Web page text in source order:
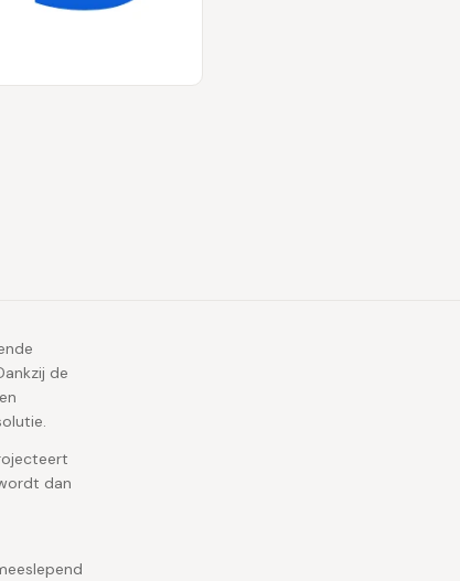
de
dan